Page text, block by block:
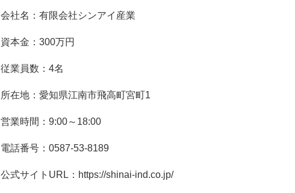
会社名：有限会社シンアイ産業
資本金：300万円
従業員数：4名
所在地：愛知県江南市飛高町宮町1
営業時間：9:00～18:00
電話番号：0587-53-8189
公式サイトURL：https://shinai-ind.co.jp/